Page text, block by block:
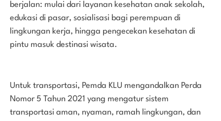
berjalan: mulai dari layanan kesehatan anak sekolah,
edukasi di pasar, sosialisasi bagi perempuan di
lingkungan kerja, hingga pengecekan kesehatan di
pintu masuk destinasi wisata.
Untuk transportasi, Pemda KLU mengandalkan Perda
Nomor 5 Tahun 2021 yang mengatur sistem
transportasi aman, nyaman, ramah lingkungan, dan